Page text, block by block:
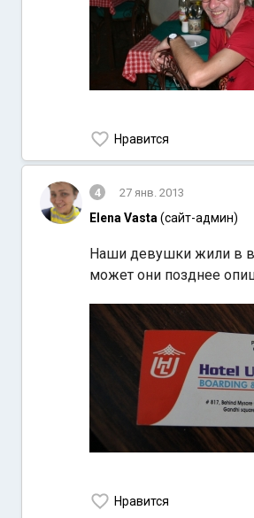
Нравится
4 27 янв. 2013
Elena Vasta (сайт-админ)
Наши девушки жили в в
может они позднее
Нравится